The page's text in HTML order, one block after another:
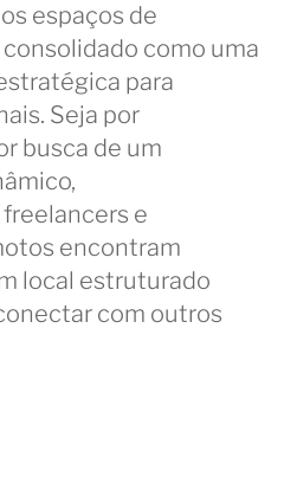
espaços de
como uma
para
Seja por
busca de um
e
encontram
local estruturado
com outros